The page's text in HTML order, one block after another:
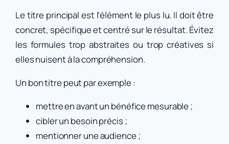
Le titre principal est l’élément le plus lu. Il doit être
concret, spécifique et centré sur le résultat. Évitez
les formules trop abstraites ou trop créatives si
elles nuisent à la compréhension.
Un bon titre peut par exemple :
mettre en avant un bénéfice mesurable ;
cibler un besoin précis ;
mentionner une audience ;